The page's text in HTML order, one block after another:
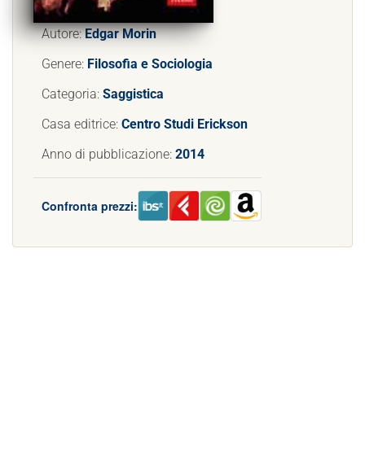
Autore:Edgar Morin
Genere: Filosofia e Sociologia
Categoria: Saggistica
Casa editrice: Centro Studi Erickson
Anno di pubblicazione: 2014
Confronta prezzi: